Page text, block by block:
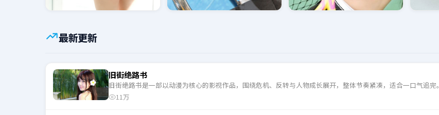
最新更新
旧街绝路书
旧街绝路书是一部以动漫为核心的影视作品，围绕危机、反转与人物成长展开，整体节奏紧凑，适合一口气追完。
11万